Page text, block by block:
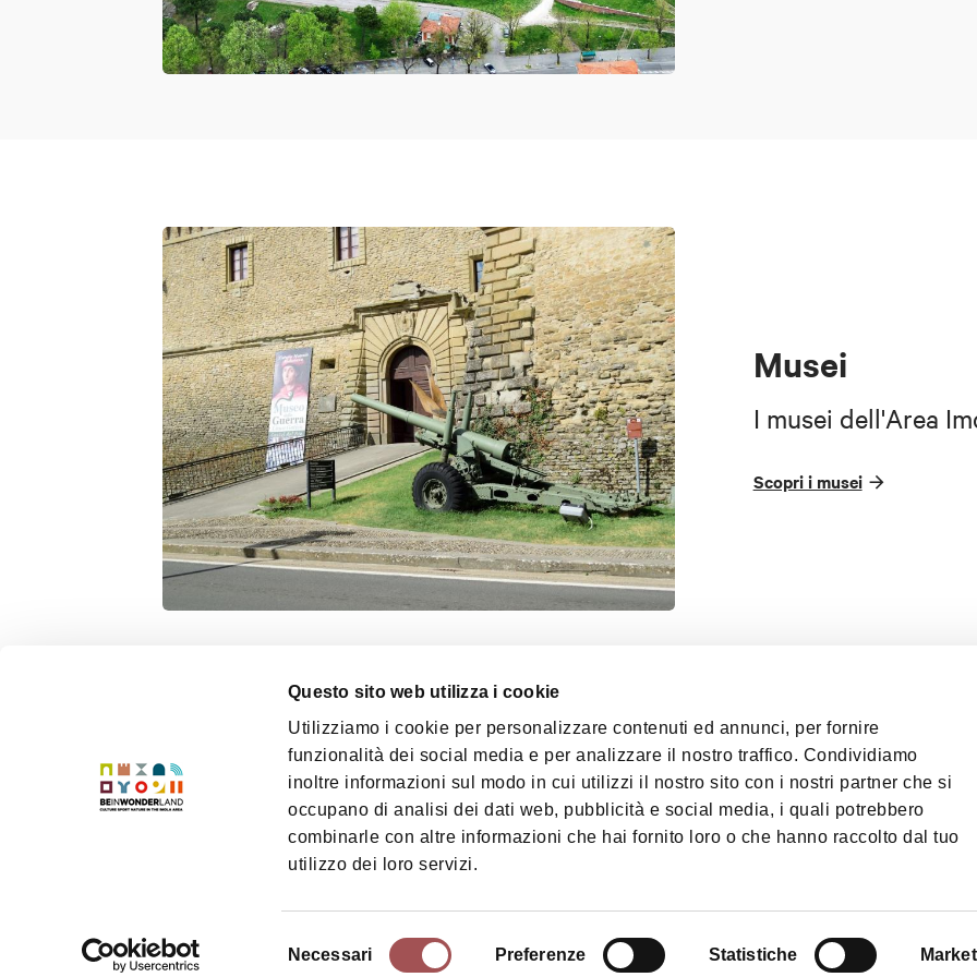
Questo sito web utilizza i cookie
Utilizziamo i cookie per personalizzare contenuti ed annunci, per fornire
funzionalità dei social media e per analizzare il nostro traffico. Condividiamo
inoltre informazioni sul modo in cui utilizzi il nostro sito con i nostri partner che si
occupano di analisi dei dati web, pubblicità e social media, i quali potrebbero
combinarle con altre informazioni che hai fornito loro o che hanno raccolto dal tuo
utilizzo dei loro servizi.
del
Necessari Preferenze Statistiche
Musei
I musei dell'Area
Scopri i musei
Dove siamo
Come arrivare
Territorio Turistico Bologna-
Modena
Privacy policy